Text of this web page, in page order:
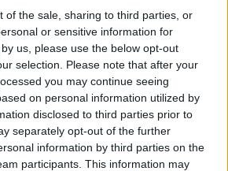
of the sale, sharing to third parties, or
or sensitive information for
us, please use the below opt-out
selection. Please note that after your
you may continue seeing
on personal information utilized by
disclosed to third parties prior to
separately opt-out of the further
information by third parties on the
participants. This information may
Madonna della Cintura per
(lunedì 04 settembre) dalle
per le vie del paese (via
dal vivo con “Davide Mugo
Quaggia”.
, da venerdì 01 a